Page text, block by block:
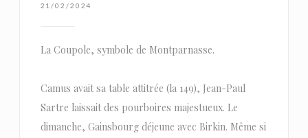
21/02/2024
La Coupole, symbole de Montparnasse.
Camus avait sa table attitrée (la 149), Jean-Paul
Sartre laissait des pourboires majestueux. Le
dimanche, Gainsbourg déjeune avec Birkin. Même si